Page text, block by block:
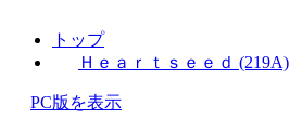
トップ
Ｈｅａｒｔｓｅｅｄ (219A)
PC版を表示